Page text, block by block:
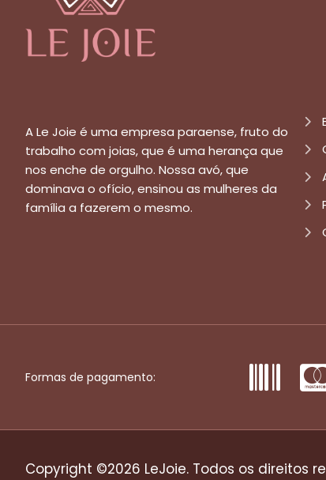
A Le Joie é uma empresa paraense, fruto do
trabalho com joias, que é uma herança que
nos enche de orgulho. Nossa avó, que
dominava o ofício, ensinou as mulheres da
família a fazerem o mesmo.
Formas de pagamento:
Copyright ©2026 LeJoie. Todos os direitos